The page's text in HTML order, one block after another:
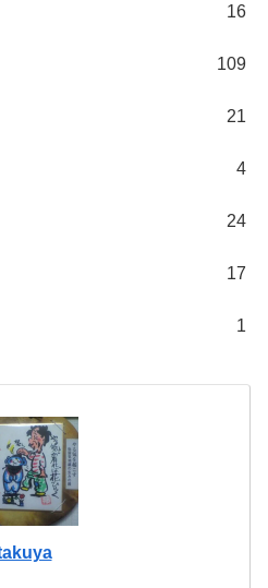
16
109
21
4
24
17
1